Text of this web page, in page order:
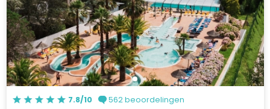
7.8/10 562 beoordelingen